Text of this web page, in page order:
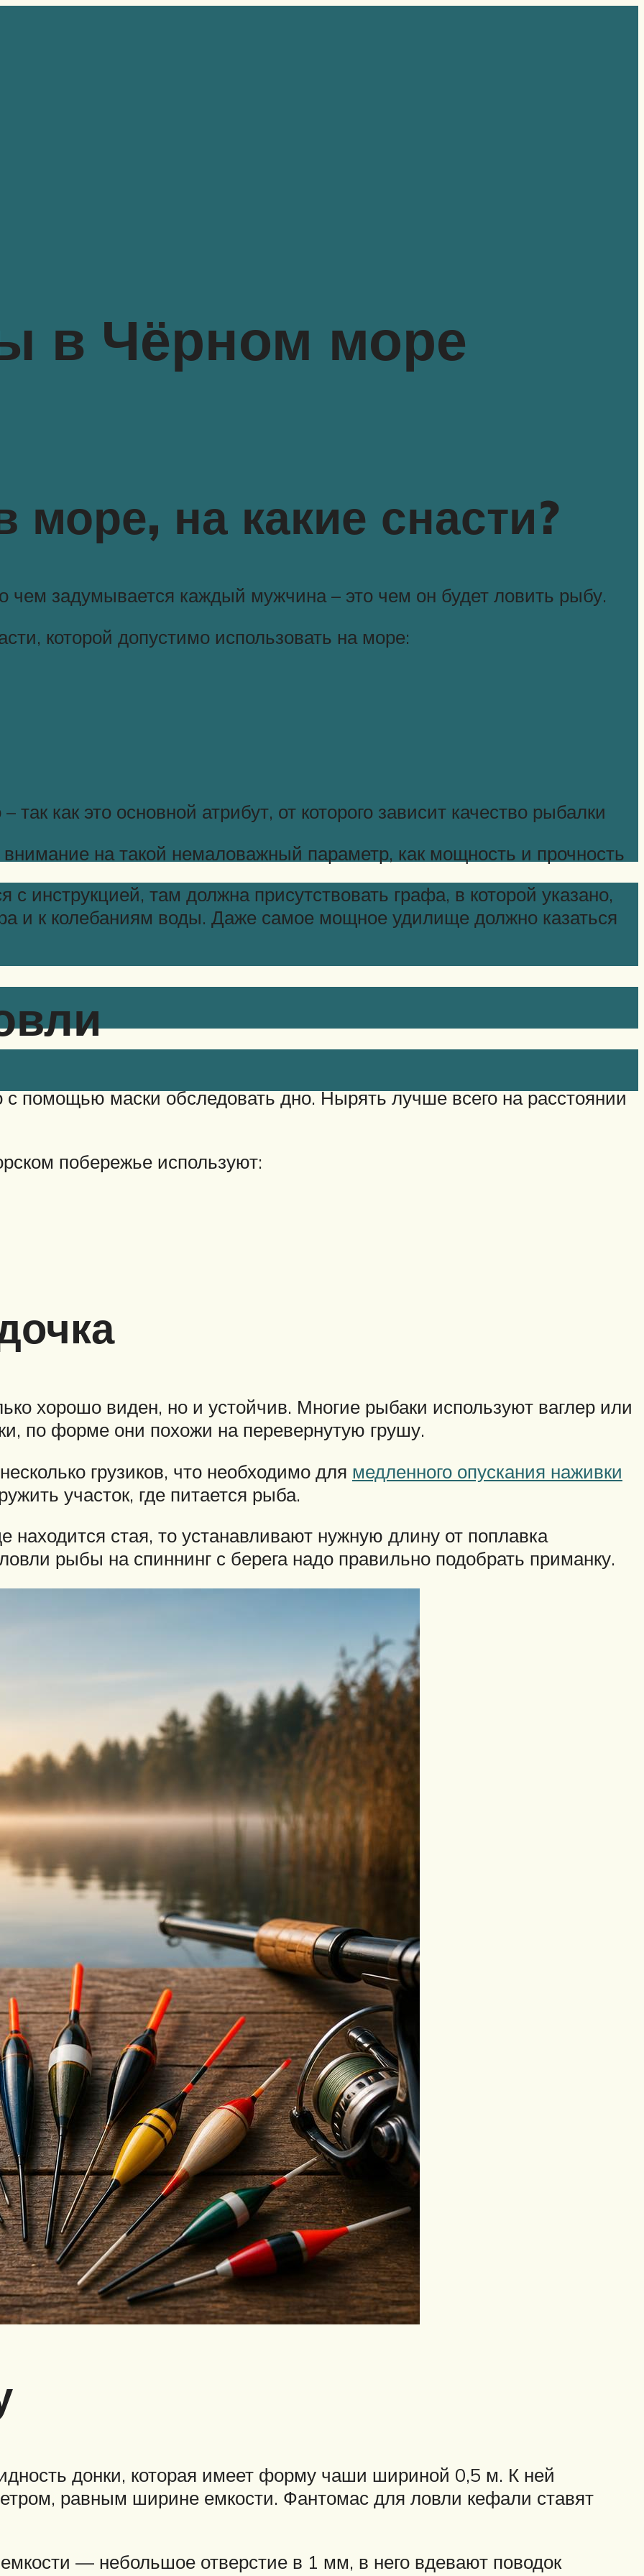
в Чёрном море
на какие снасти?
чем задумывается каждый мужчина – это чем он будет ловить рыбу.
которой допустимо использовать на море:
как это основной атрибут, от которого зависит качество рыбалки
на такой немаловажный параметр, как мощность и прочность
с инструкцией, там должна присутствовать графа, в которой указано,
и к колебаниям воды. Даже самое мощное удилище должно казаться
помощью маски обследовать дно. Нырять лучше всего на расстоянии
побережье используют:
хорошо виден, но и устойчив. Многие рыбаки используют ваглер или
по форме они похожи на перевернутую грушу.
грузиков, что необходимо для медленного опускания наживки
участок, где питается рыба.
находится стая, то устанавливают нужную длину от поплавка
рыбы на спиннинг с берега надо правильно подобрать приманку.
донки, которая имеет форму чаши шириной 0,5 м. К ней
равным ширине емкости. Фантомас для ловли кефали ставят
— небольшое отверстие в 1 мм, в него вдевают поводок